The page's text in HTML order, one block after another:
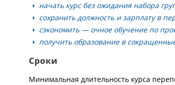
начать курс без ожидания набора
сохранить должность и зарплату в
сэкономить — очное обучение по
получить образование в
Сроки
Минимальная длительность курса